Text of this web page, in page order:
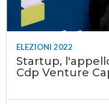
ELEZIONI 2022
Startup,
Cdp Venture